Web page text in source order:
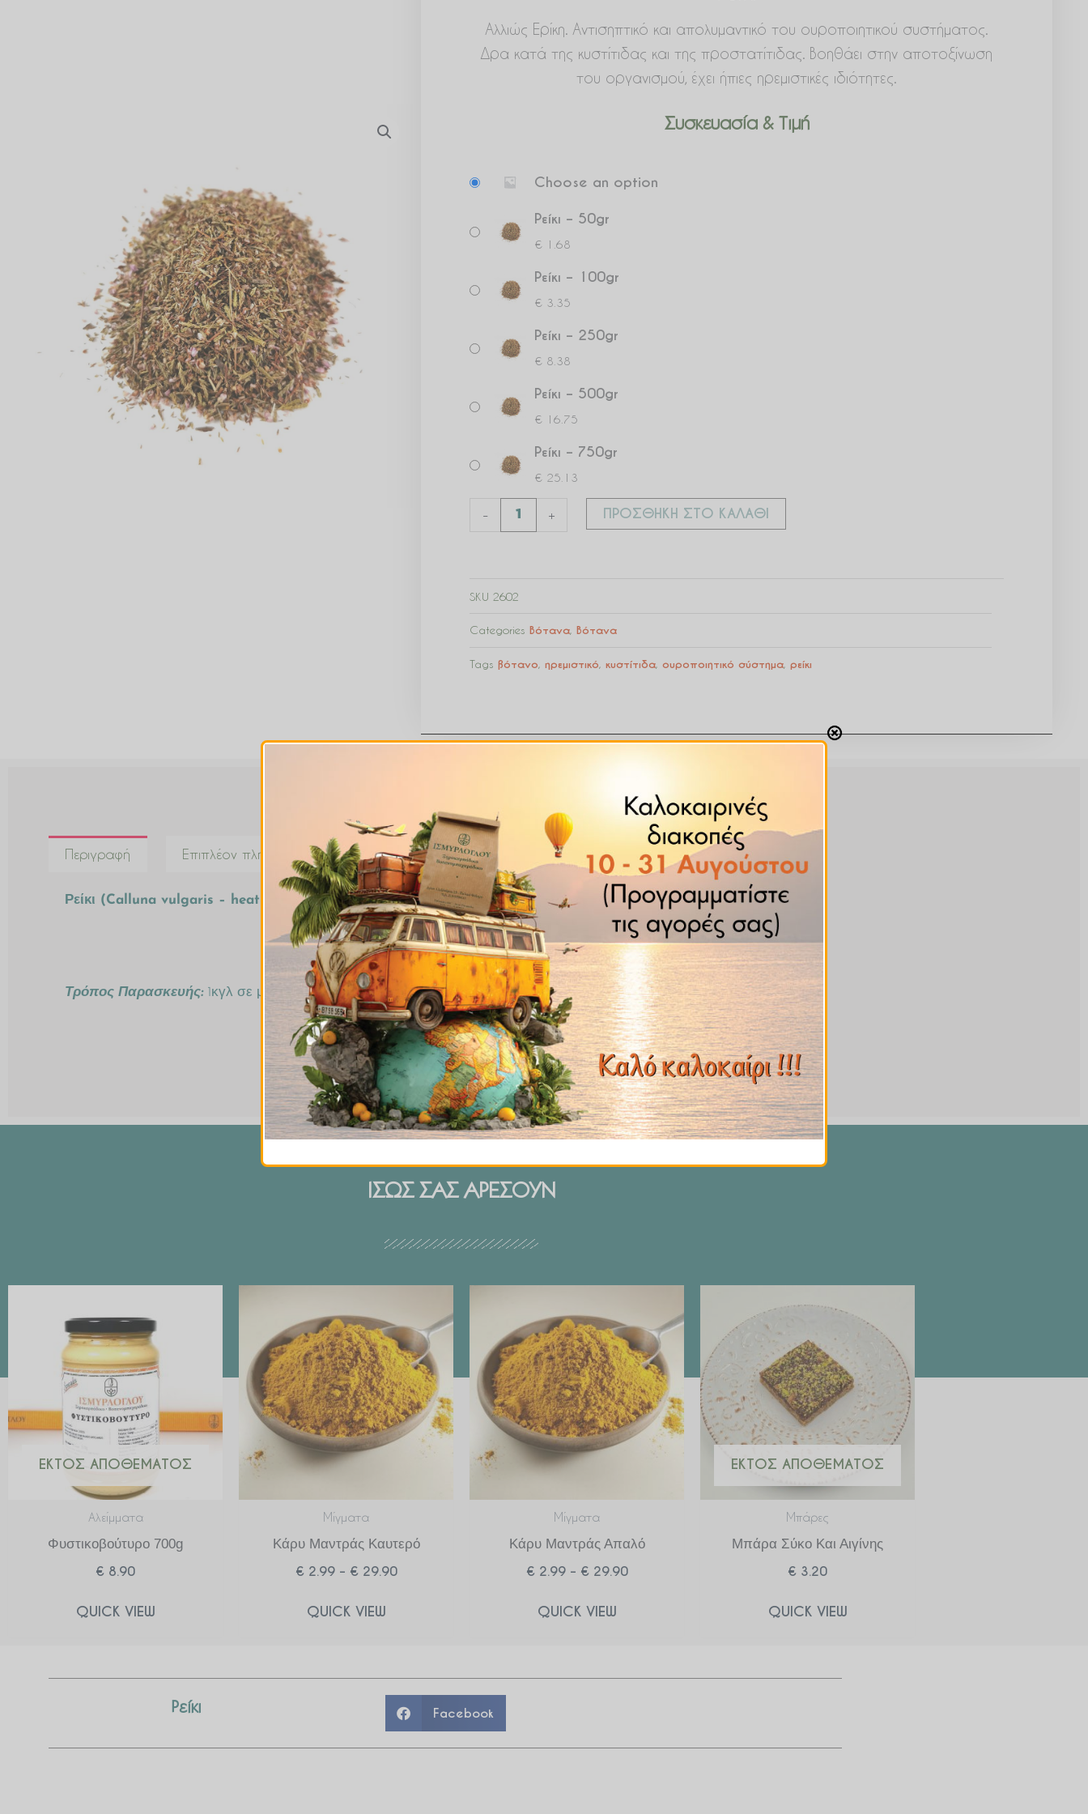
Αλλιώς Ερίκη. Αντισηπτικό και απολυμαντικό του ουροποιητικού συστήματος.
Δρα κατά της κυστίτιδας και της προστατίτιδας. Βοηθάει στην αποτοξίνωση
του οργανισμού, έχει ήπιες ηρεμιστικές ιδιότητες.
Συσκευασία & Τιμή
Choose an option
Ρείκι – 50gr
€ 1.68
Ρείκι – 100gr
€ 3.35
Ρείκι – 250gr
€ 8.38
Ρείκι – 500gr
€ 16.75
Ρείκι – 750gr
€ 25.13
-
ποσότητα
+ ΠΡΟΣΘΉΚΗ ΣΤΟ ΚΑΛΆΘΙ
SKU 2602
Categories Βότανα Βότανα
Tags βότανο ηρεμιστικό κυστίτιδα ουροποιητικό σύστημα ρείκι
Περιγραφή Επιπλέον πληροφορίες
Ρείκι (Calluna vulgaris – heather)
Τρόπος Παρασκευής:1κγλ σε μια κούπα βραστό νερό για 10′ – 15′, πίνετε 2 με 3 φορές την ημέρα.
ΙΣΩΣ ΣΑΣ ΑΡΕΣΟΥΝ
ΕΚΤΌΣ ΑΠΟΘΈΜΑΤΟΣ
Αλείμματα
Φυστικοβούτυρο 700g
€ 8.90
QUICK VIEW
Μίγματα
Κάρυ Μαντράς Καυτερό
€2.99 – €29.90
€ 2.99
through
€ 29.90
QUICK VIEW
Μίγματα
Κάρυ Μαντράς Απαλό
€2.99 – €29.90
€ 2.99
through
€ 29.90
QUICK VIEW
ΕΚΤΌΣ ΑΠΟΘΈΜΑΤΟΣ
Μπάρες
Μπάρα Σύκο Και Αιγίνης
€ 3.20
QUICK VIEW
Ρείκι Facebook